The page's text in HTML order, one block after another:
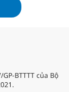
BTTTT của Bộ